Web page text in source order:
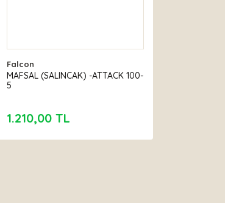
Falcon
MAFSAL (SALINCAK) -ATTACK 100-
5
1.210,00 TL